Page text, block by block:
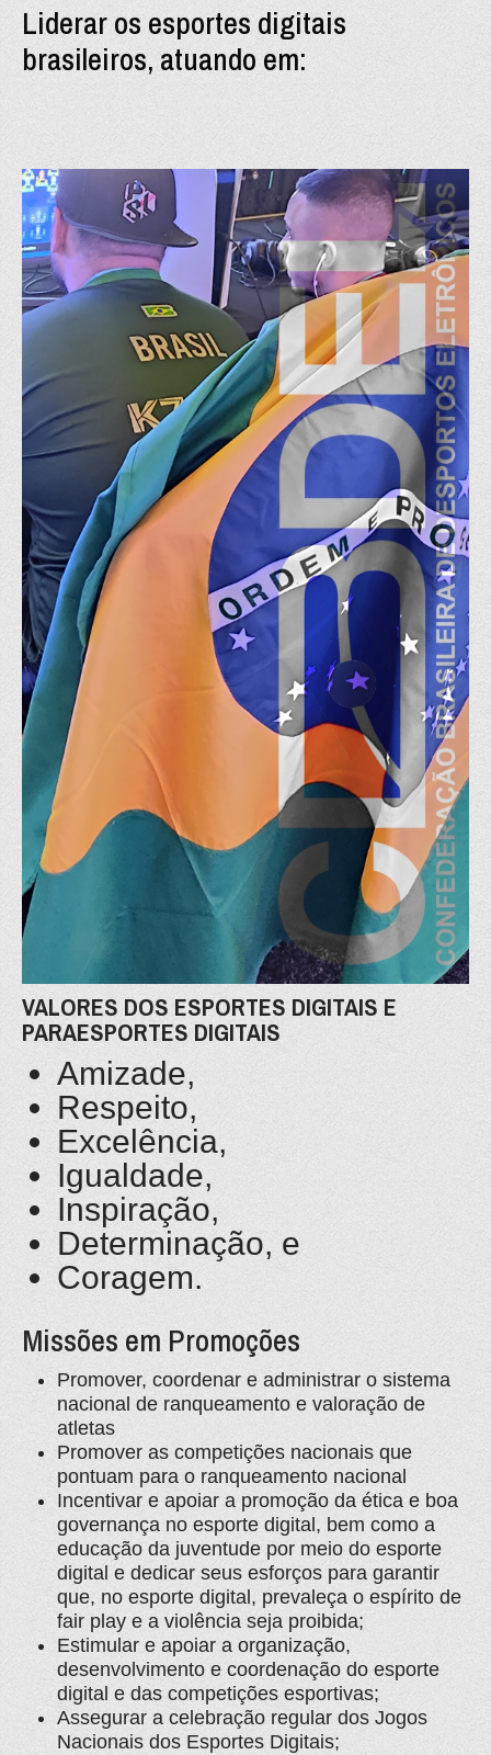
Liderar os esportes digitais
brasileiros, atuando em:
VALORES DOS ESPORTES DIGITAIS E
PARAESPORTES DIGITAIS
Amizade,
Respeito,
Excelência,
Igualdade,
Inspiração,
Determinação, e
Coragem.
Missões em Promoções
Promover, coordenar e administrar o sistema
nacional de ranqueamento e valoração de
atletas
Promover as competições nacionais que
pontuam para o ranqueamento nacional
Incentivar e apoiar a promoção da ética e boa
governança no esporte digital, bem como a
educação da juventude por meio do esporte
digital e dedicar seus esforços para garantir
que, no esporte digital, prevaleça o espírito de
fair play e a violência seja proibida;
Estimular e apoiar a organização,
desenvolvimento e coordenação do esporte
digital e das competições esportivas;
Assegurar a celebração regular dos Jogos
Nacionais dos Esportes Digitais;